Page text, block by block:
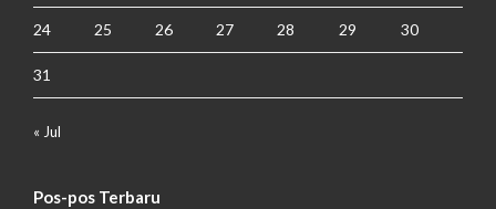
24 25 26 27 28 29 30
31
« Jul
Pos-pos Terbaru